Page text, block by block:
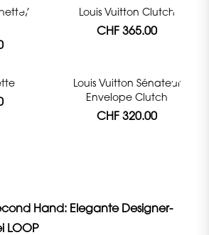
Louis Vuitton Clutch
CHF 365.00
Louis Vuitton Sénateur
Envelope Clutch
CHF 320.00
Hand: Elegante Designer-
LOOP